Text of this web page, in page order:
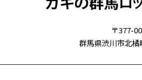
〒377-
群馬県渋川市北橘